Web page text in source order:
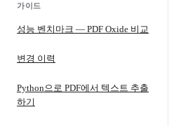
가이드
성능 벤치마크 — PDF Oxide 비교
변경 이력
Python으로 PDF에서 텍스트 추출
하기